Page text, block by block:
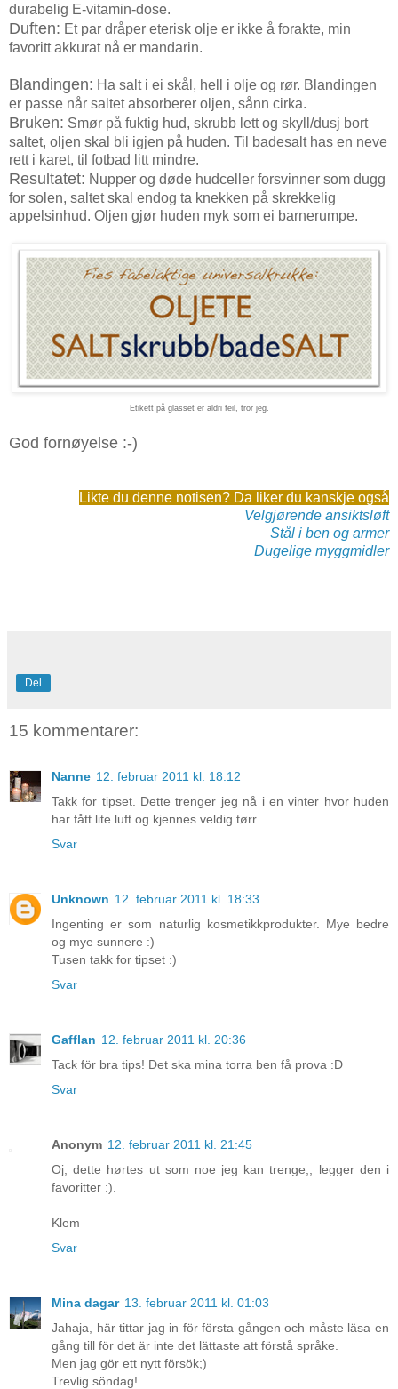
durabelig E-vitamin-dose.
Duften: Et par dråper eterisk olje er ikke å forakte, min
favoritt akkurat nå er mandarin.
Blandingen: Ha salt i ei skål, hell i olje og rør. Blandingen
er passe når saltet absorberer oljen, sånn cirka.
Bruken: Smør på fuktig hud, skrubb lett og skyll/dusj bort
saltet, oljen skal bli igjen på huden. Til badesalt has en neve
rett i karet, til fotbad litt mindre.
Resultatet: Nupper og døde hudceller forsvinner som dugg
for solen, saltet skal endog ta knekken på skrekkelig
appelsinhud. Oljen gjør huden myk som ei barnerumpe.
Etikett på glasset er aldri feil, tror jeg.
God fornøyelse :-)
Likte du denne notisen? Da liker du kanskje også
Velgjørende ansiktsløft
Stål i ben og armer
Dugelige myggmidler
Del
15 kommentarer:
Nanne 12. februar 2011 kl. 18:12
Takk for tipset. Dette trenger jeg nå i en vinter hvor huden
har fått lite luft og kjennes veldig tørr.
Svar
Unknown 12. februar 2011 kl. 18:33
Ingenting er som naturlig kosmetikkprodukter. Mye bedre
og mye sunnere :)
Tusen takk for tipset :)
Svar
Gafflan 12. februar 2011 kl. 20:36
Tack för bra tips! Det ska mina torra ben få prova :D
Svar
Anonym 12. februar 2011 kl. 21:45
Oj, dette hørtes ut som noe jeg kan trenge,, legger den i
favoritter :).
Klem
Svar
Mina dagar 13. februar 2011 kl. 01:03
Jahaja, här tittar jag in för första gången och måste läsa en
gång till för det är inte det lättaste att förstå språke.
Men jag gör ett nytt försök;)
Trevlig söndag!